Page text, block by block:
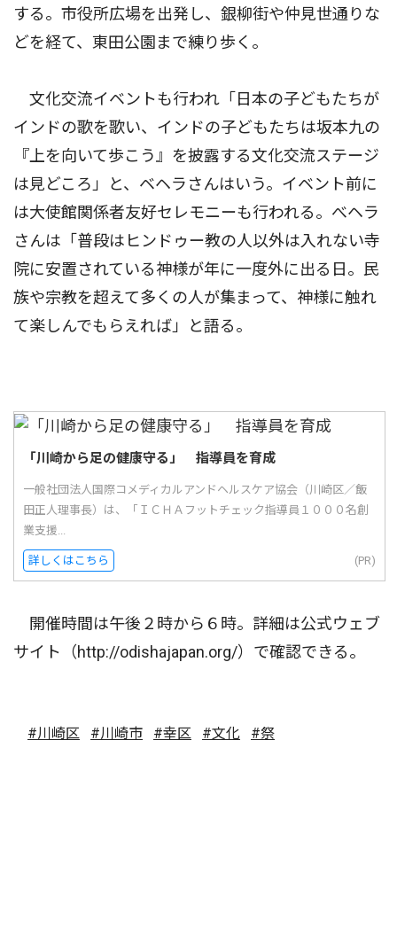
する。市役所広場を出発し、銀柳街や仲見世通りな
どを経て、東田公園まで練り歩く。
文化交流イベントも行われ「日本の子どもたちが
インドの歌を歌い、インドの子どもたちは坂本九の
『上を向いて歩こう』を披露する文化交流ステージ
は見どころ」と、ベヘラさんはいう。イベント前に
は大使館関係者友好セレモニーも行われる。べヘラ
さんは「普段はヒンドゥー教の人以外は入れない寺
院に安置されている神様が年に一度外に出る日。民
族や宗教を超えて多くの人が集まって、神様に触れ
て楽しんでもらえれば」と語る。
「川崎から足の健康守る」 指導員を育成
一般社団法人国際コメディカルアンドヘルスケア協会（川崎区／飯
田正人理事長）は、「ＩＣＨＡフットチェック指導員１０００名創
業支援...
詳しくはこちら (PR)
開催時間は午後２時から６時。詳細は公式ウェブ
サイト（http://odishajapan.org/）で確認できる。
#川崎区 #川崎市 #幸区 #文化 #祭